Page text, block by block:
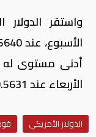
أدنى مستوى
الأربعاء عند 0.5631 دولار.
الدولار الأمريكي